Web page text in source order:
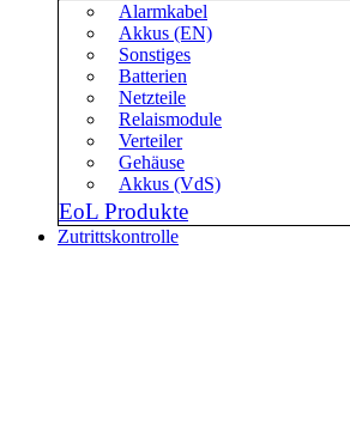
Alarmkabel
Akkus (EN)
Sonstiges
Batterien
Netzteile
Relaismodule
Verteiler
Gehäuse
Akkus (VdS)
EoL Produkte
Zutrittskontrolle